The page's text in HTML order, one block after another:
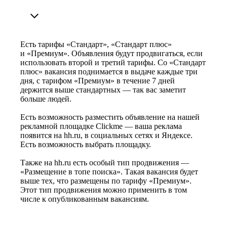
Есть тарифы «Стандарт», «Стандарт плюс»
и «Премиум». Объявления будут продвигаться, если
использовать второй и третий тарифы. Со «Стандарт
плюс» вакансия поднимается в выдаче каждые три
дня, с тарифом «Премиум» в течение 7 дней
держится выше стандартных — так вас заметит
больше людей.
Есть возможность разместить объявление на нашей
рекламной площадке Clickme — ваша реклама
появится на hh.ru, в социальных сетях и Яндексе.
Есть возможность выбрать площадку.
Также на hh.ru есть особый тип продвижения —
«Размещение в топе поиска». Такая вакансия будет
выше тех, что размещены по тарифу «Премиум».
Этот тип продвижения можно применить в том
числе к опубликованным вакансиям.